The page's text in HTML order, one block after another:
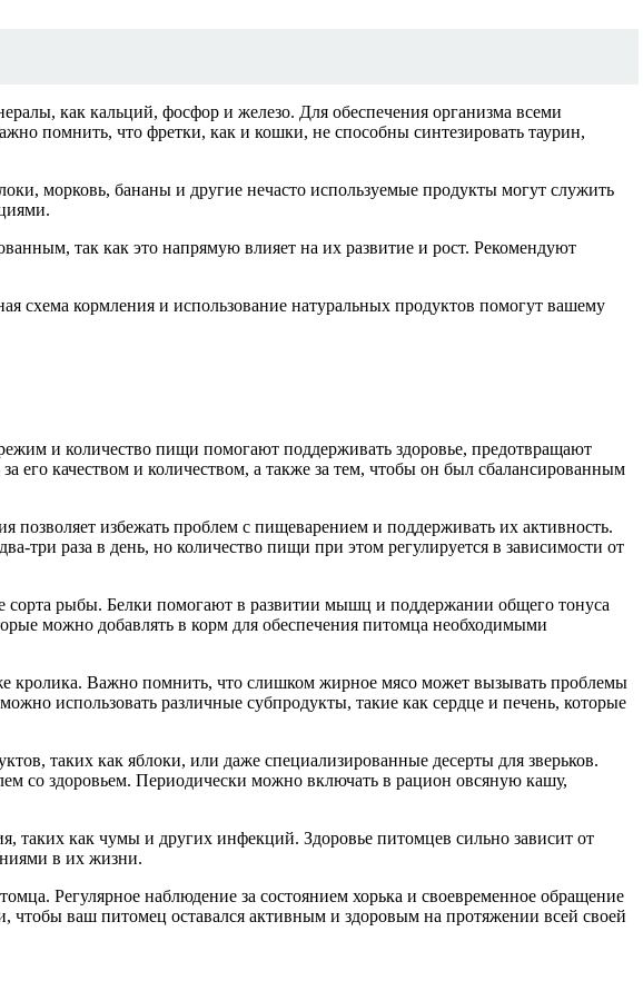
как кальций, фосфор и железо. Для обеспечения организма всеми
помнить, что фретки, как и кошки, не способны синтезировать таурин,
морковь, бананы и другие нечасто используемые продукты могут служить
так как это напрямую влияет на их развитие и рост. Рекомендуют
схема кормления и использование натуральных продуктов помогут вашему
и количество пищи помогают поддерживать здоровье, предотвращают
качеством и количеством, а также за тем, чтобы он был сбалансированным
позволяет избежать проблем с пищеварением и поддерживать их активность.
раза в день, но количество пищи при этом регулируется в зависимости от
рыбы. Белки помогают в развитии мышц и поддержании общего тонуса
можно добавлять в корм для обеспечения питомца необходимыми
кролика. Важно помнить, что слишком жирное мясо может вызывать проблемы
использовать различные субпродукты, такие как сердце и печень, которые
таких как яблоки, или даже специализированные десерты для зверьков.
со здоровьем. Периодически можно включать в рацион овсяную кашу,
таких как чумы и других инфекций. Здоровье питомцев сильно зависит от
в их жизни.
Регулярное наблюдение за состоянием хорька и своевременное обращение
чтобы ваш питомец оставался активным и здоровым на протяжении всей своей